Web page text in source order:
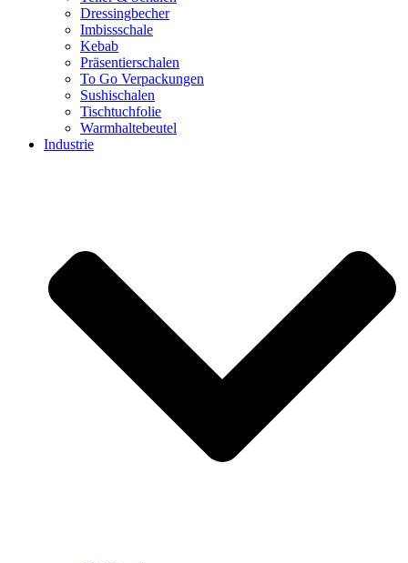
Dressingbecher
Imbissschale
Kebab
Präsentierschalen
To Go Verpackungen
Sushischalen
Tischtuchfolie
Warmhaltebeutel
Industrie